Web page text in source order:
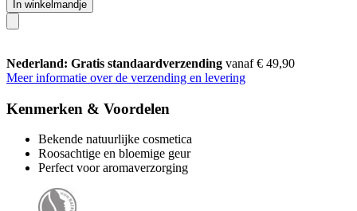
In winkelmandje
Nederland: Gratis standaardverzending vanaf € 49,90
Meer informatie over de verzending en levering
Kenmerken & Voordelen
Bekende natuurlijke cosmetica
Roosachtige en bloemige geur
Perfect voor aromaverzorging